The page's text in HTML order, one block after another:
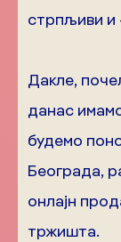
стрпљиви и
Дакле,
данас
будемо
Београда,
онлајн
тржишта.